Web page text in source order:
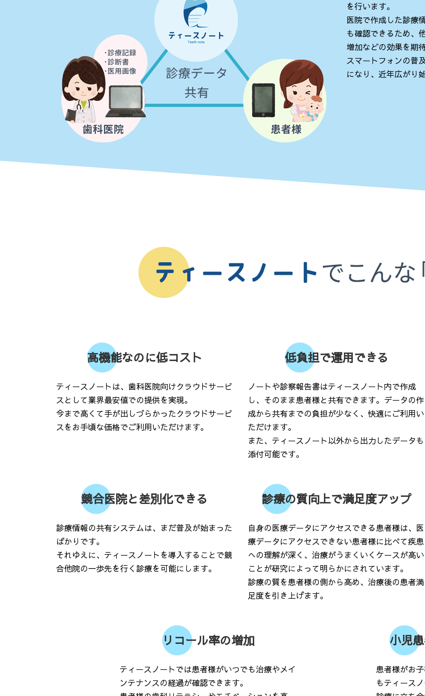
を行います。
医院で作成した診療
も確認できるため、
増加などの効果を期
スマートフォンの普
になり、近年広がり
高機能なのに低コスト
ティースノートは、歯科医院向けクラウドサービ
スとして業界最安値での提供を実現。
今まで高くて手が出しづらかったクラウドサービ
スをお手頃な価格でご利用いただけます。
低負担で運用できる
ノートや診察報告書はティースノート内で作成
し、そのまま患者様と共有できます。データの作
成から共有までの負担が少なく、快適にご利用い
ただけます。
また、ティースノート以外から出力したデータも
添付可能です。
競合医院と差別化できる
診療情報の共有システムは、まだ普及が始まった
ばかりです。
それゆえに、ティースノートを導入することで競
合他院の一歩先を行く診療を可能にします。
診療の質向上で満足度アップ
自身の医療データにアクセスできる患者様は、医
療データにアクセスできない患者様に比べて疾患
への理解が深く、治療がうまくいくケースが高い
ことが研究によって明らかにされています。
診療の質を患者様の側から高め、治療後の患者満
足度を引き上げます。
リコール率の増加
ティースノートでは患者様がいつでも治療やメイ
ンテナンスの経過が確認できます。
小児
患者様がお
もティース